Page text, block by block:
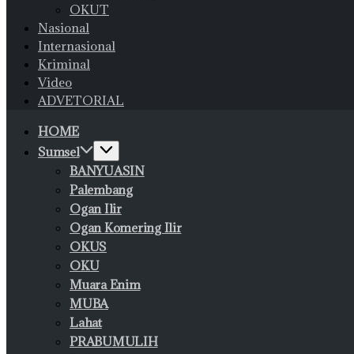
OKUT
Nasional
Internasional
Kriminal
Video
ADVETORIAL
HOME
Sumsel
BANYUASIN
Palembang
Ogan Ilir
Ogan Komering Ilir
OKUS
OKU
Muara Enim
MUBA
Lahat
PRABUMULIH